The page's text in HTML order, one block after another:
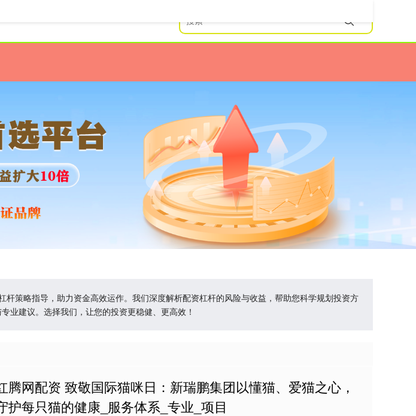
策略指导，助力资金高效运作。我们深度解析配资杠杆的风险与收益，帮助您科学规划投资方
业建议。选择我们，让您的投资更稳健、更高效！
腾网配资 致敬国际猫咪日：新瑞鹏集团以懂猫、爱猫之心，
护每只猫的健康_服务体系_专业_项目